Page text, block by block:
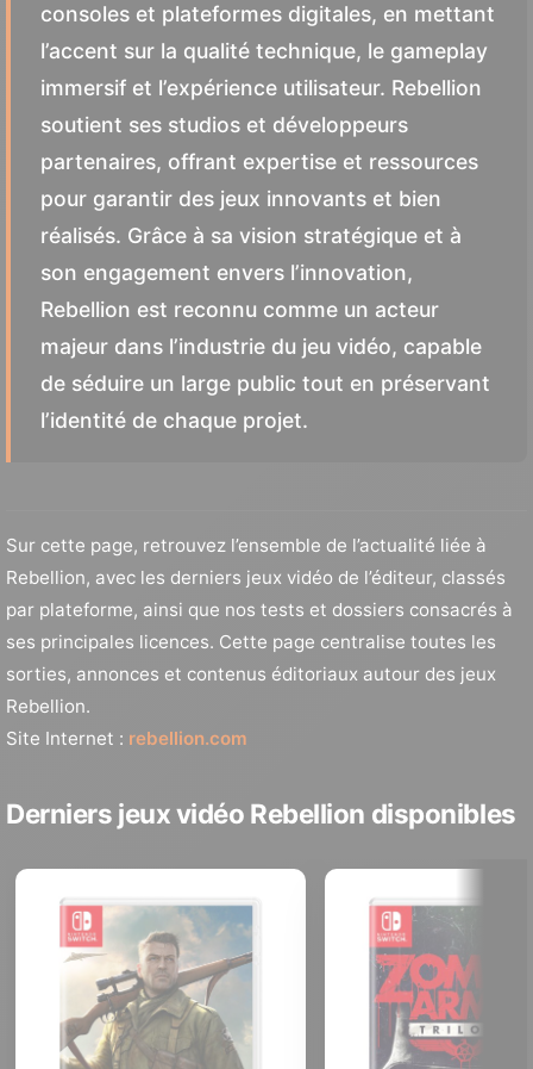
consoles et plateformes digitales, en mettant
l’accent sur la qualité technique, le gameplay
immersif et l’expérience utilisateur. Rebellion
soutient ses studios et développeurs
partenaires, offrant expertise et ressources
pour garantir des jeux innovants et bien
réalisés. Grâce à sa vision stratégique et à
son engagement envers l’innovation,
Rebellion est reconnu comme un acteur
majeur dans l’industrie du jeu vidéo, capable
de séduire un large public tout en préservant
l’identité de chaque projet.
Sur cette page, retrouvez l’ensemble de l’actualité liée à
Rebellion, avec les derniers jeux vidéo de l’éditeur, classés
par plateforme, ainsi que nos tests et dossiers consacrés à
ses principales licences. Cette page centralise toutes les
sorties, annonces et contenus éditoriaux autour des jeux
Rebellion.
Site Internet : rebellion.com
Derniers jeux vidéo Rebellion disponibles